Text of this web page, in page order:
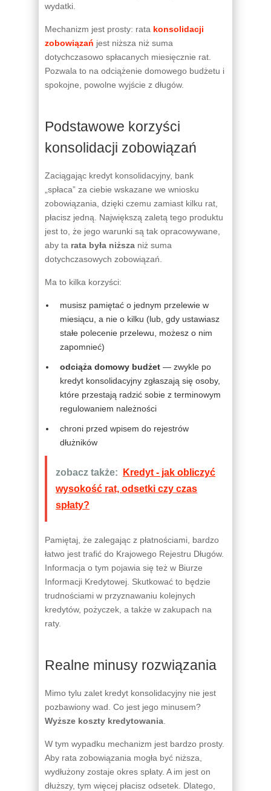
wydatki.
Mechanizm jest prosty: rata konsolidacji
zobowiązań jest niższa niż suma
dotychczasowo spłacanych miesięcznie rat.
Pozwala to na odciążenie domowego budżetu i
spokojne, powolne wyjście z długów.
Podstawowe korzyści
konsolidacji zobowiązań
Zaciągając kredyt konsolidacyjny, bank
„spłaca” za ciebie wskazane we wniosku
zobowiązania, dzięki czemu zamiast kilku rat,
płacisz jedną. Największą zaletą tego produktu
jest to, że jego warunki są tak opracowywane,
aby ta rata była niższa niż suma
dotychczasowych zobowiązań.
Ma to kilka korzyści:
musisz pamiętać o jednym przelewie w
miesiącu, a nie o kilku (lub, gdy ustawiasz
stałe polecenie przelewu, możesz o nim
zapomnieć)
odciąża domowy budżet — zwykle po
kredyt konsolidacyjny zgłaszają się osoby,
które przestają radzić sobie z terminowym
regulowaniem należności
chroni przed wpisem do rejestrów
dłużników
zobacz także:
Kredyt - jak obliczyć
wysokość rat, odsetki czy czas
spłaty?
Pamiętaj, że zalegając z płatnościami, bardzo
łatwo jest trafić do Krajowego Rejestru Długów.
Informacja o tym pojawia się też w Biurze
Informacji Kredytowej. Skutkować to będzie
trudnościami w przyznawaniu kolejnych
kredytów, pożyczek, a także w zakupach na
raty.
Realne minusy rozwiązania
Mimo tylu zalet kredyt konsolidacyjny nie jest
pozbawiony wad. Co jest jego minusem?
Wyższe koszty kredytowania
W tym wypadku mechanizm jest bardzo prosty.
Aby rata zobowiązania mogła być niższa,
wydłużony zostaje okres spłaty. A im jest on
dłuższy, tym więcej płacisz odsetek. Dlatego,